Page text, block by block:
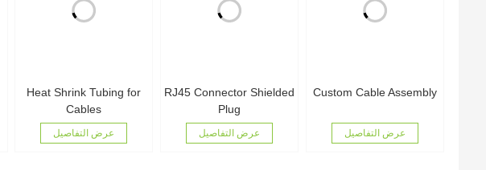
Heat Shrink Tubing for
Cables
عرض التفاصيل
RJ45 Connector Shielded
Plug
عرض التفاصيل
Custom Cable Assembly
عرض التفاصيل